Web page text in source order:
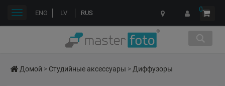
ENG LV RUS 0
Переключить
Домой > Студийные аксессуары >Диффузоры